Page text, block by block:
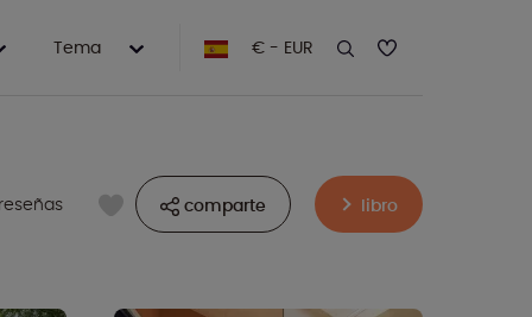
Tema € - EUR
comparte libro